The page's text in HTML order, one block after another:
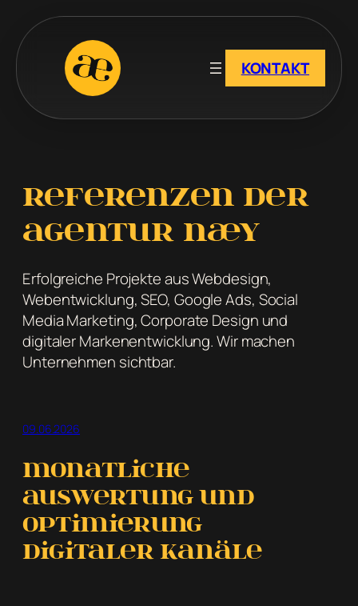
Inhalt
springen
KONTAKT
Referenzen der
Agentur næy
Erfolgreiche Projekte aus Webdesign,
Webentwicklung, SEO, Google Ads, Social
Media Marketing, Corporate Design und
digitaler Markenentwicklung. Wir machen
Unternehmen sichtbar.
09.06.2026
Monatliche
Auswertung und
Optimierung
digitaler Kanäle